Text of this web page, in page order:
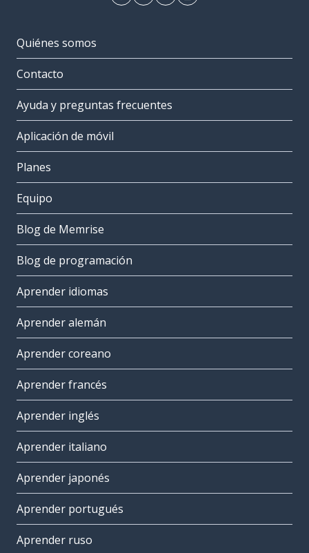
Quiénes somos
Contacto
Ayuda y preguntas frecuentes
Aplicación de móvil
Planes
Equipo
Blog de Memrise
Blog de programación
Aprender idiomas
Aprender alemán
Aprender coreano
Aprender francés
Aprender inglés
Aprender italiano
Aprender japonés
Aprender portugués
Aprender ruso